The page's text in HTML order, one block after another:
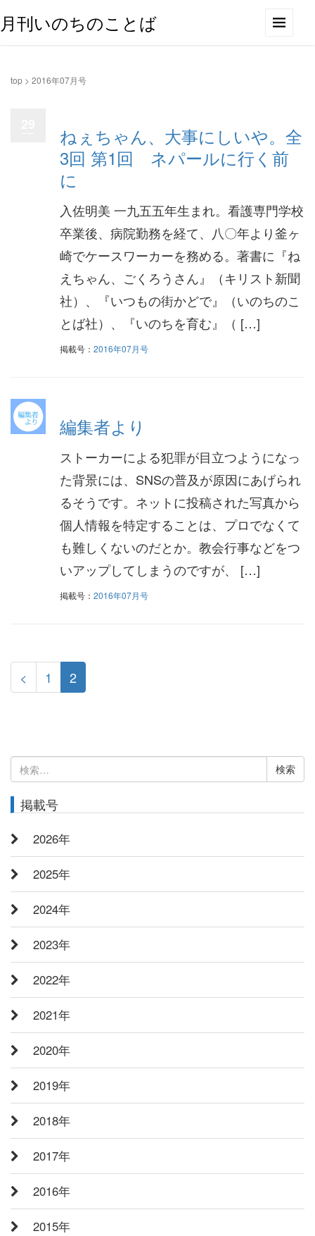
月刊いのちのことば
top > 2016年07月号
ねぇちゃん、大事にしいや。全
3回 第1回 ネパールに行く前
に
入佐明美 一九五五年生まれ。看護専門学校
卒業後、病院勤務を経て、八〇年より釜ヶ
崎でケースワーカーを務める。著書に『ね
えちゃん、ごくろうさん』（キリスト新聞
社）、『いつもの街かどで』（いのちのこ
とば社）、『いのちを育む』（ […]
掲載号： 2016年07月号
編集者より
ストーカーによる犯罪が目立つようになっ
た背景には、SNSの普及が原因にあげられ
るそうです。ネットに投稿された写真から
個人情報を特定することは、プロでなくて
も難しくないのだとか。教会行事などをつ
いアップしてしまうのですが、 […]
掲載号： 2016年07月号
< 1 2
検
索:
掲載号
2026年
2025年
2024年
2023年
2022年
2021年
2020年
2019年
2018年
2017年
2016年
2015年